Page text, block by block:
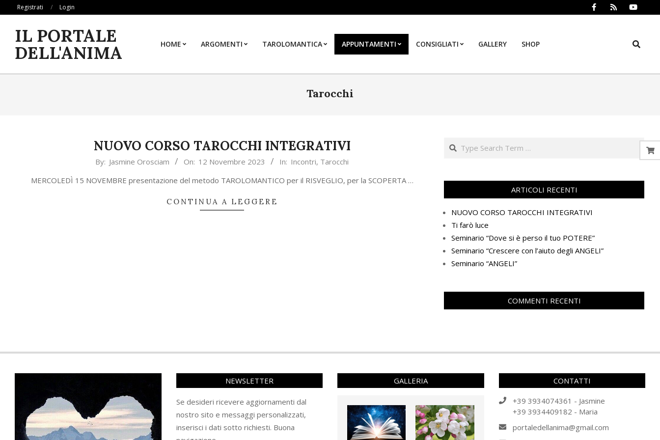
content
Registrati Login
IL PORTALE
DELL'ANIMA HOME ARGOMENTI TAROLOMANTICA APPUNTAMENTI CONSIGLIATI GALLERY SHOP Search
Tarocchi
NUOVO CORSO TAROCCHI INTEGRATIVI
12
By: Jasmine Orosciam On: 12 Novembre 2023 In: Incontri, Tarocchi
MERCOLEDÌ 15 NOVEMBRE presentazione del metodo TAROLOMANTICO per il RISVEGLIO, per la SCOPERTA …
CONTINUA A LEGGERE
Search
ARTICOLI RECENTI
NUOVO CORSO TAROCCHI INTEGRATIVI
Ti farò luce
Seminario “Dove si è perso il tuo POTERE”
Seminario “Crescere con l’aiuto degli ANGELI”
Seminario “ANGELI”
COMMENTI RECENTI
NEWSLETTER
Se desideri ricevere aggiornamenti dal
nostro sito e messaggi personalizzati,
inserisci i dati sotto richiesti. Buona
GALLERIA CONTATTI
+39 3934074361 - Jasmine
+39 3934409182 - Maria
portaledellanima@gmail.com